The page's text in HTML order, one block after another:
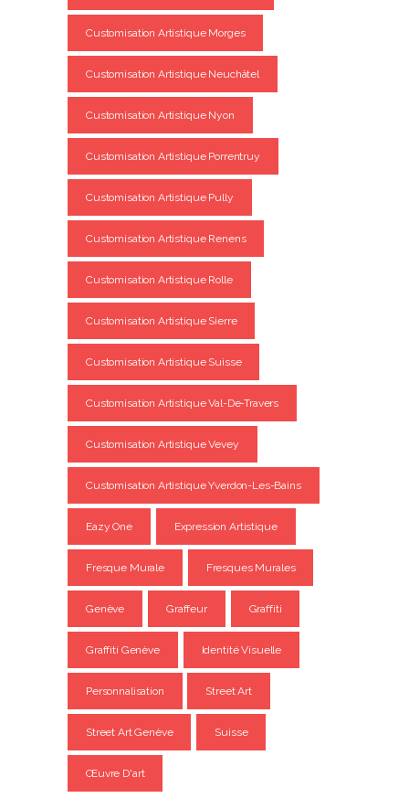
Customisation Artistique Morges
Customisation Artistique Neuchâtel
Customisation Artistique Nyon
Customisation Artistique Porrentruy
Customisation Artistique Pully
Customisation Artistique Renens
Customisation Artistique Rolle
Customisation Artistique Sierre
Customisation Artistique Suisse
Customisation Artistique Val-De-Travers
Customisation Artistique Vevey
Customisation Artistique Yverdon-Les-Bains
Eazy One Expression Artistique
Fresque Murale Fresques Murales
Genève Graffeur Graffiti
Graffiti Genève Identité Visuelle
Personnalisation Street Art
Street Art Genève Suisse
Œuvre D'art